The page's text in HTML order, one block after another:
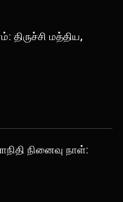
திருச்சி மத்திய,
நினைவு நாள்: